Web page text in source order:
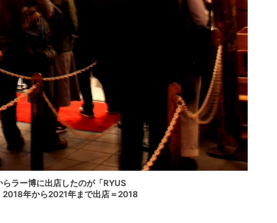
ラー博に出店したのが「RYUS
2018年から2021年まで出店＝2018